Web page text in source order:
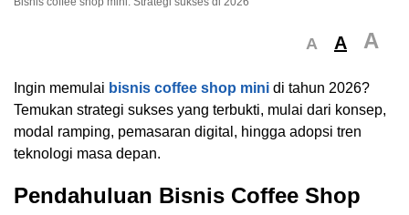
A A A
Ingin memulai bisnis coffee shop mini di tahun 2026?
Temukan strategi sukses yang terbukti, mulai dari konsep,
modal ramping, pemasaran digital, hingga adopsi tren
teknologi masa depan.
Pendahuluan Bisnis Coffee Shop